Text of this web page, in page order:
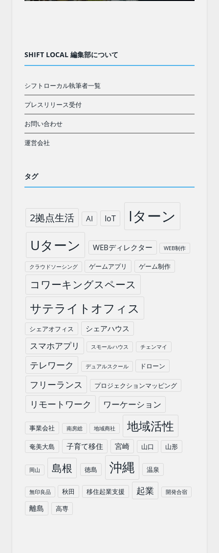
SHIFT LOCAL 編集部について
シフトローカル執筆者一覧
プレスリリース受付
お問い合わせ
運営会社
タグ
2拠点生活 AI IoT Iターン
Uターン WEBディレクター WEB制作
クラウドソーシング ゲームアプリ ゲーム制作
コワーキングスペース
サテライトオフィス
シェアオフィス シェアハウス
スマホアプリ スモールハウス チェンマイ
テレワーク デュアルスクール ドローン
フリーランス プロジェクションマッピング
リモートワーク ワーケーション
事業会社 南房総 地域商社 地域活性
奄美大島 子育て移住 宮崎 山口 山形
岡山 島根 徳島 沖縄 温泉
無印良品 秋田 移住起業支援 起業 開発合宿
離島 高専